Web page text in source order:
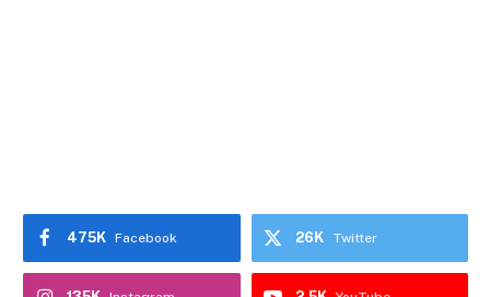
Facebook
475K Twitter
26K